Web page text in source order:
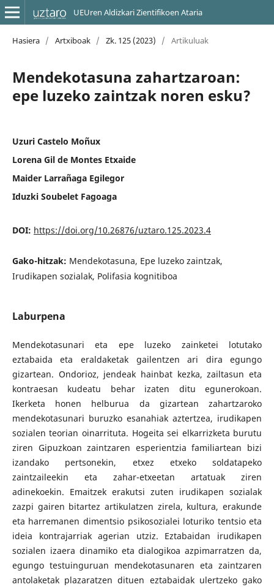
UEUren Aldizkari Zientifikoen Ataria
Hasiera / Artxiboak / Zk. 125 (2023) / Artikuluak
Mendekotasuna zahartzaroan:
epe luzeko zaintzak noren esku?
Uzuri Castelo Moñux
Lorena Gil de Montes Etxaide
Maider Larrañaga Egilegor
Iduzki Soubelet Fagoaga
DOI: https://doi.org/10.26876/uztaro.125.2023.4
Gako-hitzak: Mendekotasuna, Epe luzeko zaintzak,
Irudikapen sozialak, Polifasia kognitiboa
Laburpena
Mendekotasunari eta epe luzeko zainketei lotutako
eztabaida eta eraldaketak gailentzen ari dira egungo
gizartean. Ondorioz, jendeak hainbat kezka, zailtasun eta
kontraesan kudeatu behar izaten ditu egunerokoan.
Ikerketa honen helburua da gizartean zahartzaroko
mendekotasunari buruzko esanahiak aztertzea, irudikapen
sozialen teorian oinarrituta. Hogeita sei elkarrizketa burutu
ziren Gipuzkoan zaintzaren esperientzia familiartean bizi
izandako pertsonekin, etxez etxeko soldatapeko
zaintzaileekin eta zahar-etxeetan artatuak ziren
adinekoekin. Emaitzek erakutsi zuten irudikapen sozialak
zazpi gairen bitartez artikulatzen zirela, kultura, erakunde
eta harremanen dimentsio psikosozialei loturiko tentsio eta
ideia kontrajarriak agerian utziz. Eztabaidan irudikapen
sozialen izaera dinamiko eta dialogikoa azpimarratzen da,
egungo testuinguruan mendekotasunaren eta zaintzaren
antolaketak plazaratzen dituen eztabaidak ulertzeko gako